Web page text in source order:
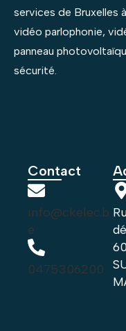
services de Bruxelles
vidéo parlophonie,
panneau
sécurité.
Contact
info@ckelec.b
e
0475306200